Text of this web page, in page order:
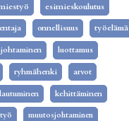
esimieskoulutus
onnellisuus työelämä
luottamus
ryhmähenki arvot
kehittäminen
muutosjohtaminen